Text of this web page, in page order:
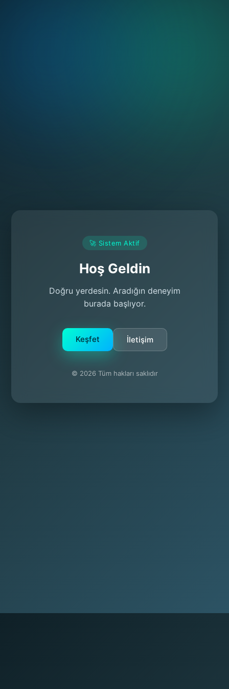
🚀 Sistem Aktif
Hoş Geldin
Doğru yerdesin. Aradığın deneyim
burada başlıyor.
Keşfet İletişim
© 2026 Tüm hakları saklıdır